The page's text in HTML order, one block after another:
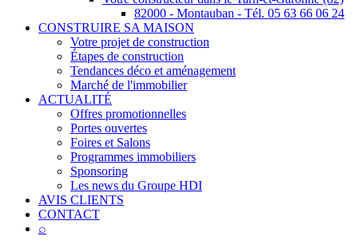
82000 - Montauban - Tél. 05 63 66 06 24
CONSTRUIRE SA MAISON
Votre projet de construction
Étapes de construction
Tendances déco et aménagement
Marché de l'immobilier
ACTUALITÉ
Offres promotionnelles
Portes ouvertes
Foires et Salons
Programmes immobiliers
Sponsoring
Les news du Groupe HDI
AVIS CLIENTS
CONTACT
⌕